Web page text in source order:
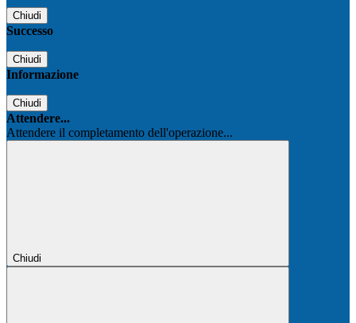
Chiudi
Successo
Chiudi
Informazione
Chiudi
Attendere...
Attendere il completamento dell'operazione...
Chiudi